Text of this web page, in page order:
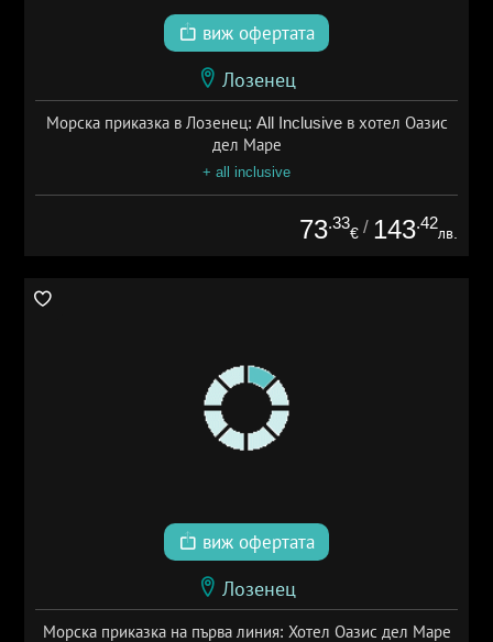
виж офертата
Лозенец
Морска приказка в Лозенец: All Inclusive в хотел Оазис
дел Маре
+ all inclusive
73.33
€ / 143.42
лв.
виж офертата
Лозенец
Морска приказка на първа линия: Хотел Оазис дел Маре